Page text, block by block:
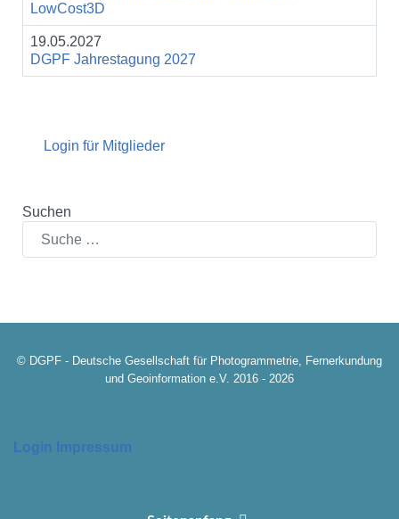
LowCost3D
19.05.2027
DGPF Jahrestagung 2027
Login für Mitglieder
Suchen
© DGPF - Deutsche Gesellschaft für Photogrammetrie, Fernerkundung
und Geoinformation e.V. 2016 - 2026
Login Impressum